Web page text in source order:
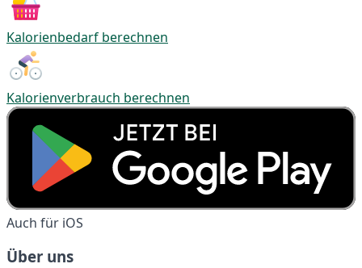
Kalorienbedarf berechnen
Kalorienverbrauch berechnen
Auch für iOS
Über uns